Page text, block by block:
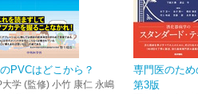
PVCはどこから？
大学 (監修) 小竹 康仁 永嶋
専門医のため
第3版